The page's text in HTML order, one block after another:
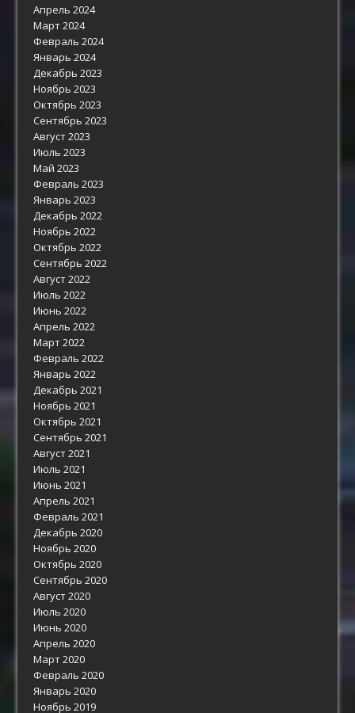
Апрель 2024
Март 2024
Февраль 2024
Январь 2024
Декабрь 2023
Ноябрь 2023
Октябрь 2023
Сентябрь 2023
Август 2023
Июль 2023
Май 2023
Февраль 2023
Январь 2023
Декабрь 2022
Ноябрь 2022
Октябрь 2022
Сентябрь 2022
Август 2022
Июль 2022
Июнь 2022
Апрель 2022
Март 2022
Февраль 2022
Январь 2022
Декабрь 2021
Ноябрь 2021
Октябрь 2021
Сентябрь 2021
Август 2021
Июль 2021
Июнь 2021
Апрель 2021
Февраль 2021
Декабрь 2020
Ноябрь 2020
Октябрь 2020
Сентябрь 2020
Август 2020
Июль 2020
Июнь 2020
Апрель 2020
Март 2020
Февраль 2020
Январь 2020
Ноябрь 2019